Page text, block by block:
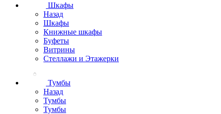
Шкафы
Назад
Шкафы
Книжные шкафы
Буфеты
Витрины
Стеллажи и Этажерки
Тумбы
Назад
Тумбы
Тумбы